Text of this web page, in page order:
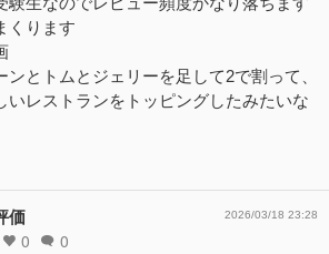
くります
ンとトムとジェリーを足して2で割って、
いレストランをトッピングしたみたいな
価
0 0
2026/03/18 23:28